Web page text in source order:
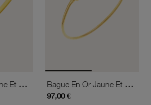
Bague En Or Jaune Et Oxyde De Zirconium Bague En Or Jaune Et Pierre Synthétique Rose Pâle
97,00 €